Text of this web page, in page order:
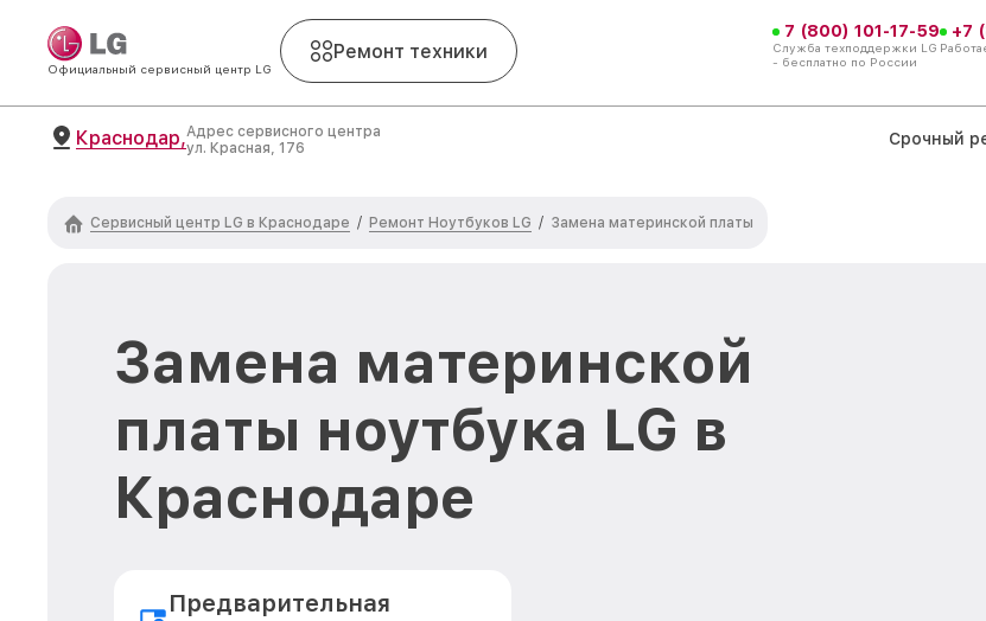
Официальный сервисный центр LG
Ремонт техники
7 (800) 101-17-59
Служба техподдержки LG
- бесплатно по России
+7
Краснодар,Адрес сервисного центра
ул. Красная, 176
Срочный
Сервисный центр LG в Краснодаре / Ремонт Ноутбуков LG / Замена материнской платы
Замена материнской
платы ноутбука LG в
Краснодаре
Предварительная